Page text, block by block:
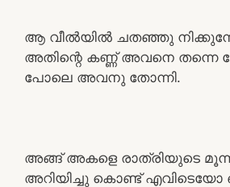
ആ വീൽയിൽ ചതഞ്ഞു
അതിന്റെ കണ്ണ് അവനെ തന്നെ
പോലെ അവനു തോന്നി.
അങ്ങ് അകളെ രാത്രിയുടെ
അറിയിച്ചു കൊണ്ട് എവിടെയോ